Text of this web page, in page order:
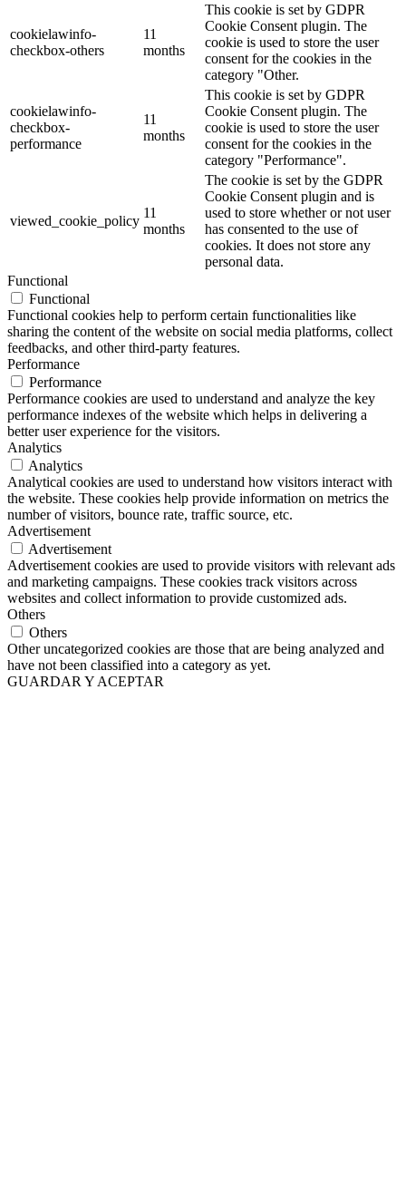
cookielawinfo-
checkbox-others
11
months
This cookie is set by GDPR
Cookie Consent plugin. The
cookie is used to store the user
consent for the cookies in the
category "Other.
cookielawinfo-
checkbox-
performance
11
months
This cookie is set by GDPR
Cookie Consent plugin. The
cookie is used to store the user
consent for the cookies in the
category "Performance".
viewed_cookie_policy
11
months
The cookie is set by the GDPR
Cookie Consent plugin and is
used to store whether or not user
has consented to the use of
cookies. It does not store any
personal data.
Functional
Functional
Functional cookies help to perform certain functionalities like
sharing the content of the website on social media platforms, collect
feedbacks, and other third-party features.
Performance
Performance
Performance cookies are used to understand and analyze the key
performance indexes of the website which helps in delivering a
better user experience for the visitors.
Analytics
Analytics
Analytical cookies are used to understand how visitors interact with
the website. These cookies help provide information on metrics the
number of visitors, bounce rate, traffic source, etc.
Advertisement
Advertisement
Advertisement cookies are used to provide visitors with relevant ads
and marketing campaigns. These cookies track visitors across
websites and collect information to provide customized ads.
Others
Others
Other uncategorized cookies are those that are being analyzed and
have not been classified into a category as yet.
GUARDAR Y ACEPTAR